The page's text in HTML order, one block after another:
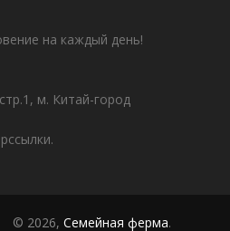
на каждый день!
м. Китай-город
© 2026, Семейная ферма.